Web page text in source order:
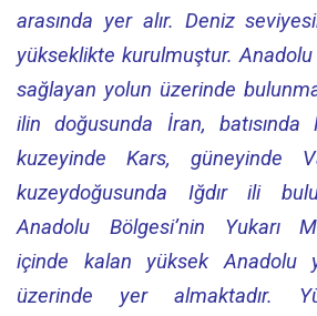
arasında yer alır. Deniz
yükseklikte kurulmuştur. Anadolu
sağlayan yolun üzerinde
ilin doğusunda İran,
kuzeyinde Kars, güneyinde
kuzeydoğusunda Iğdır ili
Anadolu Bölgesi’nin Yukarı
içinde kalan yüksek Anadolu
üzerinde yer almaktadır.